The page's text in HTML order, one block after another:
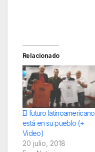
Relacionado
El futuro latinoamericano
está en su pueblo (+
Video)
20 julio, 2018